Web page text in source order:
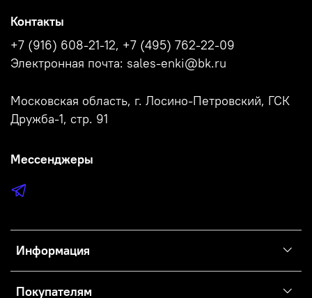
Информация
Покупателям
Контакты
+7 (916) 608-21-12, +7 (495) 762-22-09
Электронная почта: sales-enki@bk.ru
Московская область, г. Лосино-Петровский, ГСК
Дружба-1, стр. 91
Мессенджеры